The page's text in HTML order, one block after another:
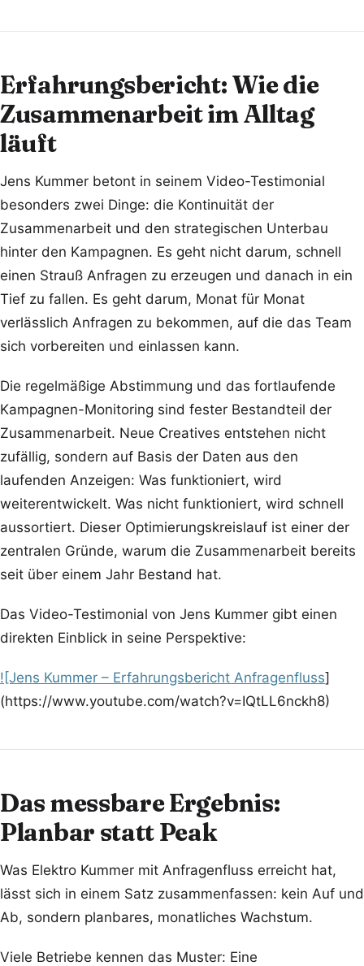
Erfahrungsbericht: Wie die
Zusammenarbeit im Alltag
läuft
Jens Kummer betont in seinem Video-Testimonial
besonders zwei Dinge: die Kontinuität der
Zusammenarbeit und den strategischen Unterbau
hinter den Kampagnen. Es geht nicht darum, schnell
einen Strauß Anfragen zu erzeugen und danach in ein
Tief zu fallen. Es geht darum, Monat für Monat
verlässlich Anfragen zu bekommen, auf die das Team
sich vorbereiten und einlassen kann.
Die regelmäßige Abstimmung und das fortlaufende
Kampagnen-Monitoring sind fester Bestandteil der
Zusammenarbeit. Neue Creatives entstehen nicht
zufällig, sondern auf Basis der Daten aus den
laufenden Anzeigen: Was funktioniert, wird
weiterentwickelt. Was nicht funktioniert, wird schnell
aussortiert. Dieser Optimierungskreislauf ist einer der
zentralen Gründe, warum die Zusammenarbeit bereits
seit über einem Jahr Bestand hat.
Das Video-Testimonial von Jens Kummer gibt einen
direkten Einblick in seine Perspektive:
![Jens Kummer – Erfahrungsbericht Anfragenfluss]
(https://www.youtube.com/watch?v=IQtLL6nckh8)
Das messbare Ergebnis:
Planbar statt Peak
Was Elektro Kummer mit Anfragenfluss erreicht hat,
lässt sich in einem Satz zusammenfassen: kein Auf und
Ab, sondern planbares, monatliches Wachstum.
Viele Betriebe kennen das Muster: Eine